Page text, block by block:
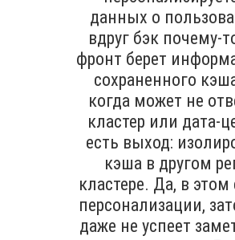
данных о
вдруг бэк почему-
фронт берет
сохраненного
когда может не
кластер или дата-
есть выход:
кэша в другом
кластере. Да, в этом
персонализации,
даже не успеет